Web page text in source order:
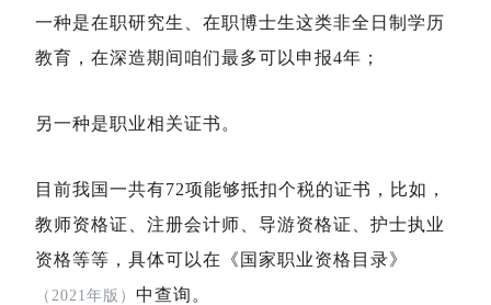
一种是在职研究生、在职博士生这类非全日制学历
教育，在深造期间咱们最多可以申报4年；
另一种是职业相关证书。
目前我国一共有72项能够抵扣个税的证书，比如，
教师资格证、注册会计师、导游资格证、护士执业
资格等等，具体可以在《国家职业资格目录》
（2021年版） 中查询。